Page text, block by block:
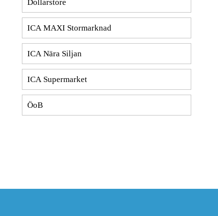
Dollarstore
ICA MAXI Stormarknad
ICA Nära Siljan
ICA Supermarket
ÖoB